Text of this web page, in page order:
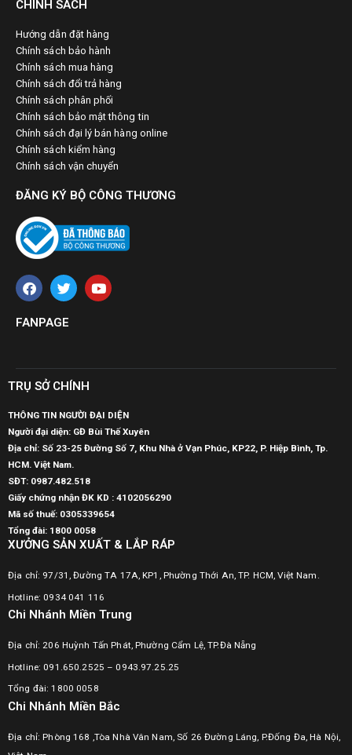
CHÍNH SÁCH
Hướng dẫn đặt hàng
Chính sách bảo hành
Chính sách mua hàng
Chính sách đổi trả hàng
Chính sách phân phối
Chính sách bảo mật thông tin
Chính sách đại lý bán hàng online
Chính sách kiểm hàng
Chính sách vận chuyển
ĐĂNG KÝ BỘ CÔNG THƯƠNG
FANPAGE
TRỤ SỞ CHÍNH
THÔNG TIN NGƯỜI ĐẠI DIỆN
Người đại diện: GĐ Bùi Thế Xuyên
Địa chỉ: Số 23-25 Đường Số 7, Khu Nhà ở Vạn Phúc, KP22, P. Hiệp Bình, Tp.
HCM. Việt Nam.
SĐT: 0987.482.518
Giấy chứng nhận ĐK KD : 4102056290
Mã số thuế: 0305339654
Tổng đài: 1800 0058
XƯỞNG SẢN XUẤT & LẮP RÁP
Địa chỉ: 97/31, Đường TA 17A, KP1, Phường Thới An, TP. HCM, Việt Nam.
Hotline: 0934 041 116
Chi Nhánh Miền Trung
Địa chỉ: 206 Huỳnh Tấn Phát, Phường Cẩm Lệ, TP.Đà Nẵng
Hotline: 091.650.2525 – 0943.97.25.25
Tổng đài: 1800 0058
Chi Nhánh Miền Bắc
Địa chỉ: Phòng 168 ,Tòa Nhà Vân Nam, Số 26 Đường Láng, P.Đống Đa, Hà Nội,